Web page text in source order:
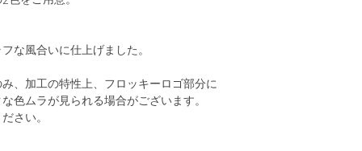
な風合いに仕上げました。
、加工の特性上、フロッキーロゴ部分に
色ムラが見られる場合がございます。
さい。